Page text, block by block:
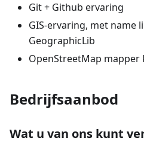
Git + Github ervaring
GIS-ervaring, met name
GeographicLib
OpenStreetMap mapper
Bedrijfsaanbod
Wat u van ons kunt